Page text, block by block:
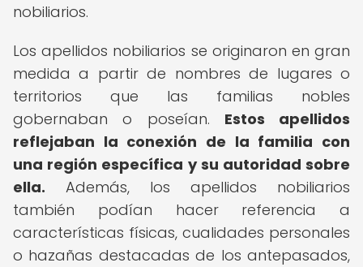
nobiliarios.
Los apellidos nobiliarios se originaron en gran
medida a partir de nombres de lugares o
territorios que las familias nobles
gobernaban o poseían. Estos apellidos
reflejaban la conexión de la familia con
una región específica y su autoridad sobre
ella. Además, los apellidos nobiliarios
también podían hacer referencia a
características físicas, cualidades personales
o hazañas destacadas de los antepasados,